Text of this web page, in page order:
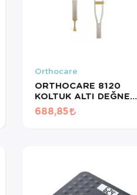
Orthocare
ORTHOCARE 8120
KOLTUK ALTI DEĞNEĞİ
LARGE 1 ADET
688,85